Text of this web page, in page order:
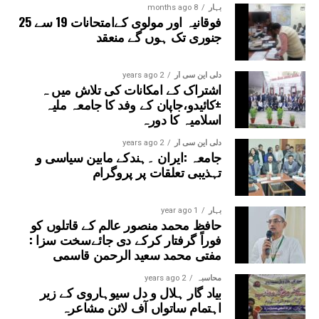
بہار 8 months ago
فوقانیہ اور مولوی کےامتحانات 19 سے 25
جنوری تک ہوں گے منعقد
دلی این سی آر 2 years ago
اشتراک کے امکانات کی تلاش میں ہ
±کائیدو،جاپان کے وفد کا جامعہ ملیہ
اسلامیہ کا دورہ
دلی این سی آر 2 years ago
جامعہ :ایران ۔ہندکے مابین سیاسی و
تہذیبی تعلقات پر پروگرام
بہار 1 year ago
حافظ محمد منصور عالم کے قاتلوں کو
فوراً گرفتار کرکے دی جائےسخت سزا :
مفتی محمد سعید الرحمن قاسمی
محاسبہ 2 years ago
بیاد گار ہلال و دل سیوہاروی کے زیر
اہتمام ساتواں آف لائن مشاعرہ